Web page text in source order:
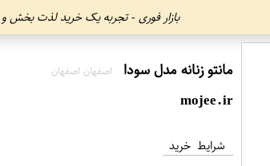
بازار فوری - تجربه یک خرید لذت بخش
مانتو زنانه مدل سودا اصفهان اصفهان
mojee.ir
شرایط خرید